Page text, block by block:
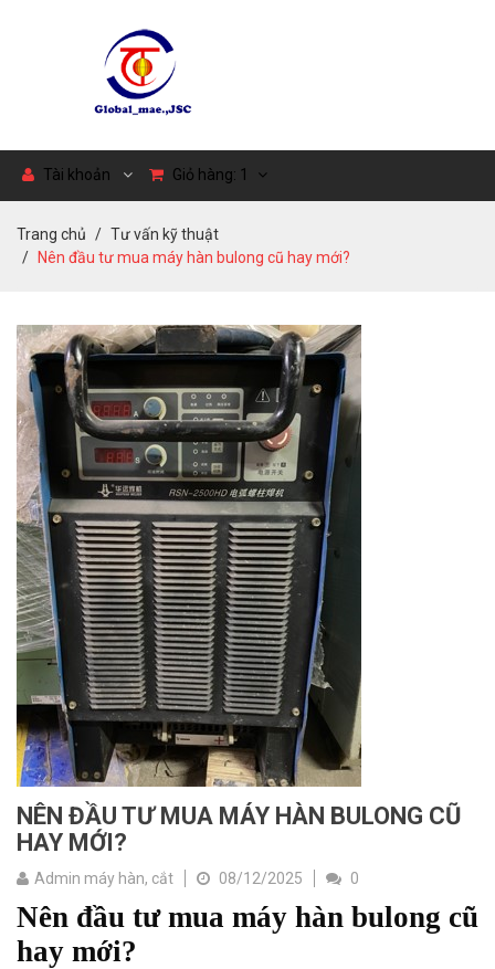
Tài khoản Giỏ hàng: 1
Trang chủ
Tư vấn kỹ thuật
Nên đầu tư mua máy hàn bulong cũ hay mới?
NÊN ĐẦU TƯ MUA MÁY HÀN BULONG CŨ
HAY MỚI?
Admin máy hàn, cắt 08/12/2025 0
Nên đầu tư mua máy hàn bulong cũ
hay mới?